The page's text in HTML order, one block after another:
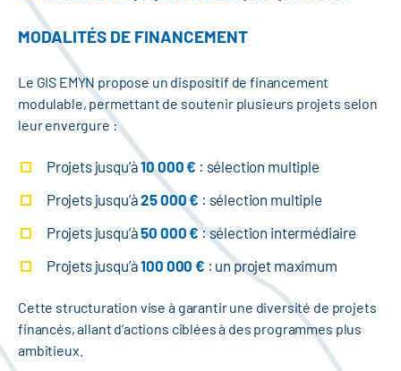
MODALITÉS DE FINANCEMENT
Le GIS EMYN propose un dispositif de financement
modulable, permettant de soutenir plusieurs projets selon
leur envergure :
Projets jusqu’à10 000 € : sélection multiple
Projets jusqu’à25 000 € : sélection multiple
Projets jusqu’à50 000 €: sélection intermédiaire
Projets jusqu’à100 000 € : un projet maximum
Cette structuration vise à garantir une diversité de projets
financés, allant d’actions ciblées à des programmes plus
ambitieux.